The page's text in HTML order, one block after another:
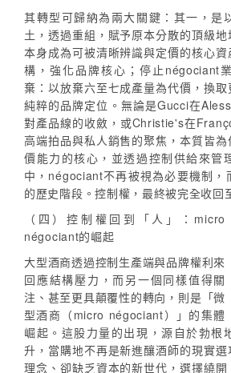
其轉型可歸納為兩大關鍵：其一，是
土，透過重組，賦予原本分散的頂級
本身成為可被清晰辨識與定價的核心
構，強化品牌核心；停止négociant
棄：以放棄六至七成產量為代價，換
純粹的品牌定位。無論是Gucci在
對產品線的收斂，或Christie's在
高端拍品與私人銷售的聚焦，本質皆
價能力的核心，並透過控制供給來管
中，négociant不再被視為必要機制，
的歷史階段。控制權，最終被完全收回
（四）控制權回到「人」：micro
négociant的崛起
大型酒商透過控制生產端與品牌權利來
回應結構壓力，而另一個同樣值得關
注、甚至更具顛覆性的轉向，則是「微
型酒商（micro négociant）」的集體
崛起。這股力量的出現，源自於勃根
升，當購地不再是新進釀酒師的現實
理念、卻缺乏資本的新世代，選擇繞